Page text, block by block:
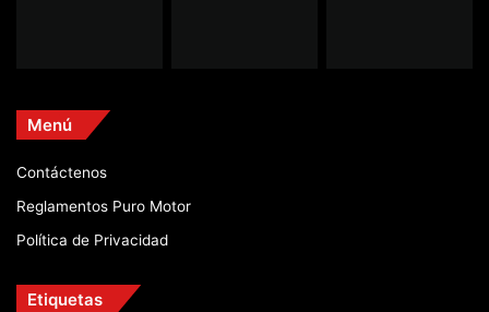
Menú
Contáctenos
Reglamentos Puro Motor
Política de Privacidad
Etiquetas